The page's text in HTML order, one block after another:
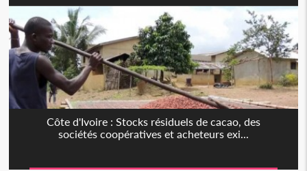
Côte d'Ivoire : Stocks résiduels de cacao, des
sociétés coopératives et acheteurs exi...